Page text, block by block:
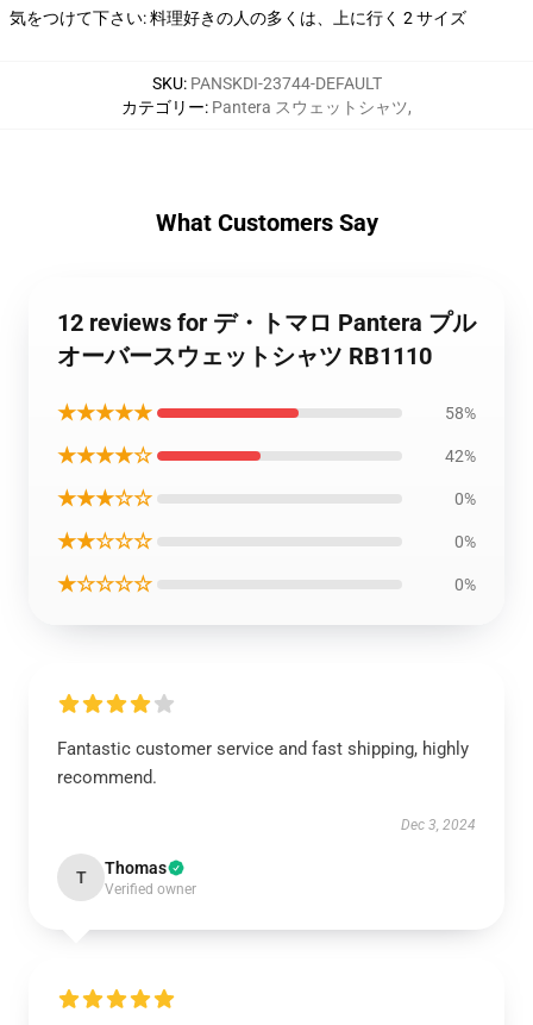
気をつけて下さい: 料理好きの人の多くは、上に行く 2 サイズ
SKU: PANSKDI-23744-DEFAULT
カテゴリー: Pantera スウェットシャツ,
What Customers Say
12 reviews for デ・トマロ Pantera プル
オーバースウェットシャツ RB1110
★★★★★ 58%
★★★★☆ 42%
★★★☆☆ 0%
★★☆☆☆ 0%
★☆☆☆☆ 0%
Fantastic customer service and fast shipping, highly
recommend.
Dec 3, 2024
T Thomas
Verified owner